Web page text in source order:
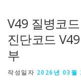
V49 질병코
진단코드
부
작성일자 2026년 03월